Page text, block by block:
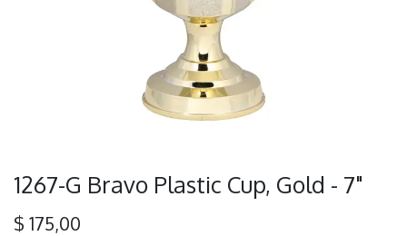
1267-G Bravo Plastic Cup, Gold - 7"
$ 175,00